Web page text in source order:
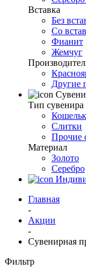
Вставка
Без
Со
Фианит
Жемчуг
Другие
Тип сувенира
Слитки
Прочие
Материал
Золото
Серебро
Главная
-
Акции
-
Сувенирная
Фильтр